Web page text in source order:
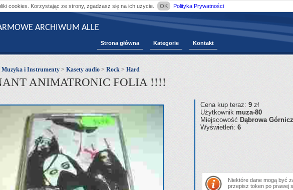
cookies. Korzystając ze strony, zgadzasz się na ich użycie. OK Polityka Prywatności
ARCHIWUM ALLE
Strona główna Kategorie Kontakt
Muzyka i Instrumenty > Kasety audio > Rock > Hard
ANIMATRONIC FOLIA !!!!
Cena kup teraz: 9 zł
Użytkownik muza-80
Miejscowość Dąbrowa
Wyświetleń: 6
Niektóre dane mogą być
przepisz token po prawej